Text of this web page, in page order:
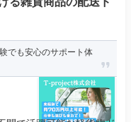
でも安心のサポート体